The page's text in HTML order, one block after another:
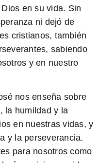
en su vida. Sin
ni dejó de
cristianos, también
sabiendo
y en nuestro
nos enseña sobre
la humildad y la
en nuestras vidas, y
y la perseverancia.
para nosotros como